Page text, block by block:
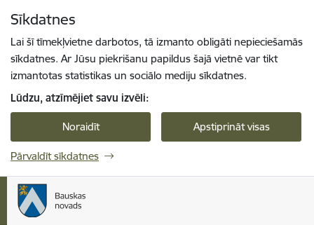
Sīkdatnes
Lai šī tīmekļvietne darbotos, tā izmanto obligāti nepieciešamās
sīkdatnes. Ar Jūsu piekrišanu papildus šajā vietnē var tikt
izmantotas statistikas un sociālo mediju sīkdatnes.
Lūdzu, atzīmējiet savu izvēli:
Noraidīt Apstiprināt visas
Pārvaldīt sīkdatnes